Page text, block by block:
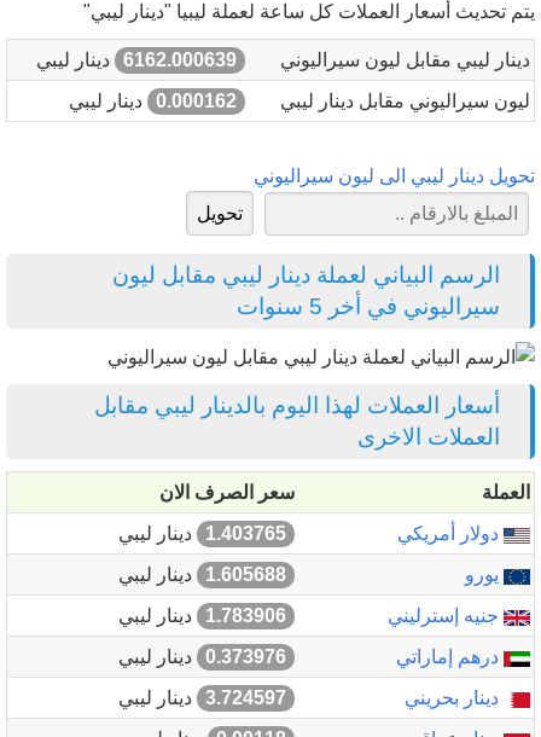
يتم تحديث أسعار العملات كل ساعة لعملة ليبيا "دينار ليبي"
دينار ليبي مقابل ليون سيراليوني 6162.000639
دينار ليبي
ليون سيراليوني مقابل دينار ليبي
0.000162 دينار ليبي
تحويل دينار ليبي الى ليون سيراليوني
الرسم البياني لعملة دينار ليبي مقابل ليون
سيراليوني في أخر 5 سنوات
أسعار العملات لهذا اليوم بالدينار ليبي مقابل
العملات الاخرى
العملة
سعر الصرف الان
دولار أمريكي
1.403765
دينار ليبي
يورو
1.605688
دينار ليبي
جنيه إسترليني
1.783906
دينار ليبي
درهم إماراتي
0.373976
دينار ليبي
دينار بحريني
3.724597
دينار ليبي